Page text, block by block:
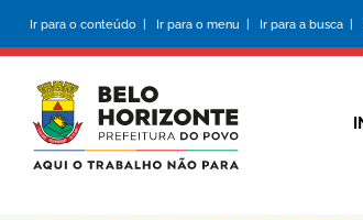
conteúdo
principal
Ir para o conteúdo | Ir para o menu | Ir para a busca |